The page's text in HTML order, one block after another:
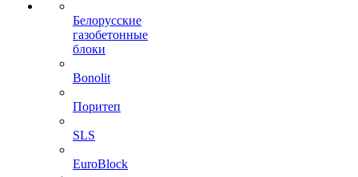
Белорусские
газобетонные
блоки
Bonolit
Поритеп
SLS
EuroBlock